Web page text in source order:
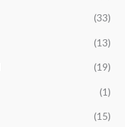
(33)
(13)
(19)
(1)
(15)